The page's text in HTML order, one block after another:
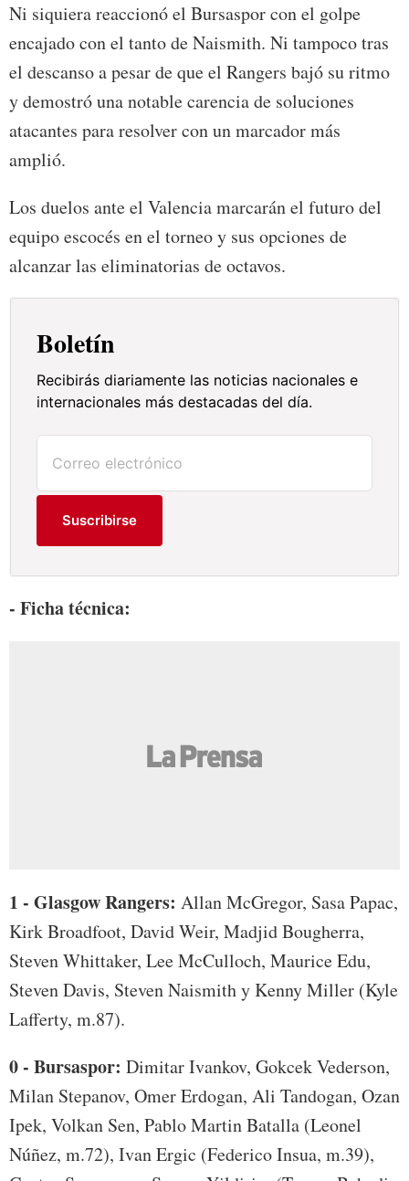
Ni siquiera reaccionó el Bursaspor con el golpe
encajado con el tanto de Naismith. Ni tampoco tras
el descanso a pesar de que el Rangers bajó su ritmo
y demostró una notable carencia de soluciones
atacantes para resolver con un marcador más
amplió.
Los duelos ante el Valencia marcarán el futuro del
equipo escocés en el torneo y sus opciones de
alcanzar las eliminatorias de octavos.
Boletín
Recibirás diariamente las noticias nacionales e
internacionales más destacadas del día.
Suscribirse
- Ficha técnica:
1 - Glasgow Rangers: Allan McGregor, Sasa Papac,
Kirk Broadfoot, David Weir, Madjid Bougherra,
Steven Whittaker, Lee McCulloch, Maurice Edu,
Steven Davis, Steven Naismith y Kenny Miller (Kyle
Lafferty, m.87).
0 - Bursaspor: Dimitar Ivankov, Gokcek Vederson,
Milan Stepanov, Omer Erdogan, Ali Tandogan, Ozan
Ipek, Volkan Sen, Pablo Martin Batalla (Leonel
Núñez, m.72), Ivan Ergic (Federico Insua, m.39),